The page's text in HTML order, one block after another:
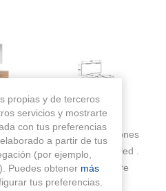
mueble base cuatro cajones
doble, espejo y aplique led .
Cajones con cierre
incluye grifería
propias y de terceros
servicios y mostrarte
con tus preferencias
a partir de tus
(por ejemplo,
Puedes obtener más
tus preferencias.